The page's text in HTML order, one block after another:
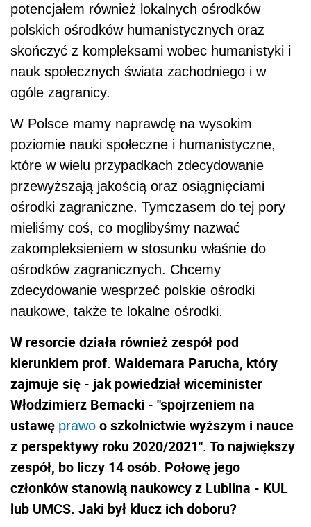
potencjałem również lokalnych ośrodków
polskich ośrodków humanistycznych oraz
skończyć z kompleksami wobec humanistyki i
nauk społecznych świata zachodniego i w
ogóle zagranicy.
W Polsce mamy naprawdę na wysokim
poziomie nauki społeczne i humanistyczne,
które w wielu przypadkach zdecydowanie
przewyższają jakością oraz osiągnięciami
ośrodki zagraniczne. Tymczasem do tej pory
mieliśmy coś, co moglibyśmy nazwać
zakompleksieniem w stosunku właśnie do
ośrodków zagranicznych. Chcemy
zdecydowanie wesprzeć polskie ośrodki
naukowe, także te lokalne ośrodki.
W resorcie działa również zespół pod
kierunkiem prof. Waldemara Parucha, który
zajmuje się - jak powiedział wiceminister
Włodzimierz Bernacki - "spojrzeniem na
ustawę prawo o szkolnictwie wyższym i nauce
z perspektywy roku 2020/2021". To największy
zespół, bo liczy 14 osób. Połowę jego
członków stanowią naukowcy z Lublina - KUL
lub UMCS. Jaki był klucz ich doboru?